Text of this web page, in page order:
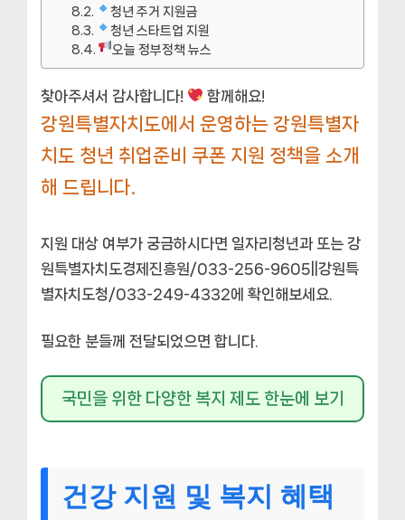
청년 주거 지원금
청년 스타트업 지원
오늘 정부정책 뉴스
찾아주셔서 감사합니다! 함께해요!
강원특별자치도에서 운영하는 강원특별자
치도 청년 취업준비 쿠폰 지원 정책을 소개
해 드립니다.
지원 대상 여부가 궁금하시다면 일자리청년과 또는 강
원특별자치도경제진흥원/033-256-9605||강원특
별자치도청/033-249-4332에 확인해보세요.
필요한 분들께 전달되었으면 합니다.
국민을 위한 다양한 복지 제도 한눈에 보기
건강 지원 및 복지 혜택